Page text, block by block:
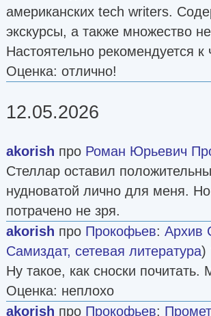
американских tech writers.
экскурсы, а также множество
Настоятельно рекомендуется
Оценка: отлично!
12.05.2026
akorish про Роман Юрьевич
Стеллар оставил
нудноватой лично для меня.
потрачено не зря.
akorish про Прокофьев: Архив
Самиздат, сетевая литература)
Ну такое, как сноски
Оценка: неплохо
akorish про Прокофьев: